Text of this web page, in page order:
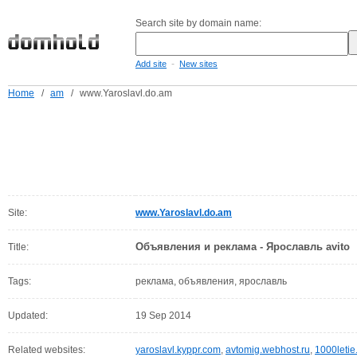
Search site by domain name:
Add site - New sites
Home / am / www.Yaroslavl.do.am
Site: www.Yaroslavl.do.am
Title: Объявления и реклама - Ярославль avito
Tags: реклама, объявления, ярославль
Updated: 19 Sep 2014
Related websites: yaroslavl.kyppr.com, avtomig.webhost.ru,